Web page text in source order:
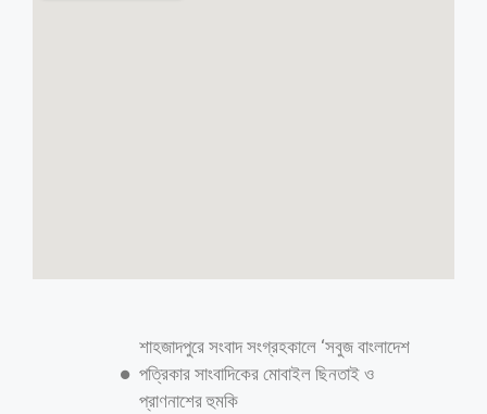
শাহজাদপুরে সংবাদ সংগ্রহকালে ‘সবুজ বাংলাদেশ
পত্রিকার সাংবাদিকের মোবাইল ছিনতাই ও
প্রাণনাশের হুমকি